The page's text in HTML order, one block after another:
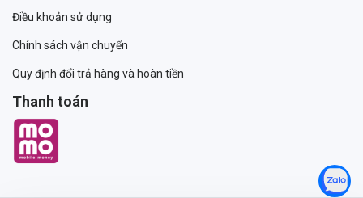
Điều khoản sử dụng
Chính sách vận chuyển
Quy định đổi trả hàng và hoàn tiền
Thanh toán